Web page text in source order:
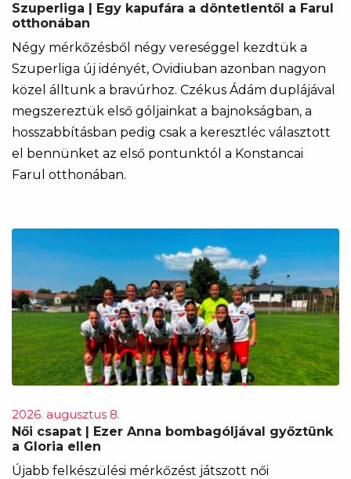
Szuperliga | Egy kapufára a döntetlentől a Farul
otthonában
Négy mérkőzésből négy vereséggel kezdtük a
Szuperliga új idényét, Ovidiuban azonban nagyon
közel álltunk a bravúrhoz. Czékus Ádám duplájával
megszereztük első góljainkat a bajnokságban, a
hosszabbításban pedig csak a keresztléc választott
el bennünket az első pontunktól a Konstancai
Farul otthonában.
2026. augusztus 8.
Női csapat | Ezer Anna bombagóljával győztünk
a Gloria ellen
Újabb felkészülési mérkőzést játszott női